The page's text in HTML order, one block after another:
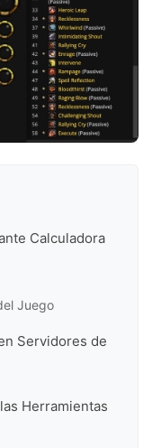
Calculadora
Juego
Servidores de
Herramientas